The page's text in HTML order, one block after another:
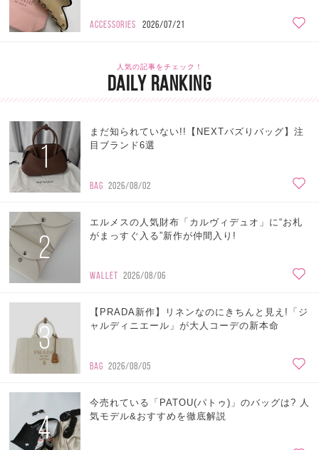
ACCESSORIES 2026/07/21
人気の記事をチェック！
DAILY RANKING
1
まだ知られていない!!【NEXTバズりバッグ】注
目ブランド6選
BAG 2026/08/02
2
エルメスの人気財布「カルヴィデュオ」に“お札
がまっすぐ入る”新作が仲間入り!
WALLET 2026/08/06
3
【PRADA新作】リネンなのにきちんと見え!「ジ
ャルディニエール」が大人コーデの新本命
BAG 2026/08/05
4
今売れている「PATOU(パトゥ)」のバッグは? 人
気モデル&おすすめを徹底解説